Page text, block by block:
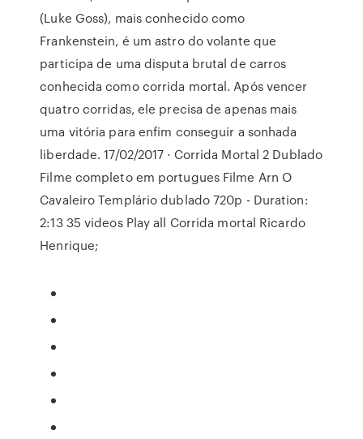
(Luke Goss), mais conhecido como
Frankenstein, é um astro do volante que
participa de uma disputa brutal de carros
conhecida como corrida mortal. Após vencer
quatro corridas, ele precisa de apenas mais
uma vitória para enfim conseguir a sonhada
liberdade. 17/02/2017 · Corrida Mortal 2 Dublado
Filme completo em portugues Filme Arn O
Cavaleiro Templário dublado 720p - Duration:
2:13 35 videos Play all Corrida mortal Ricardo
Henrique;